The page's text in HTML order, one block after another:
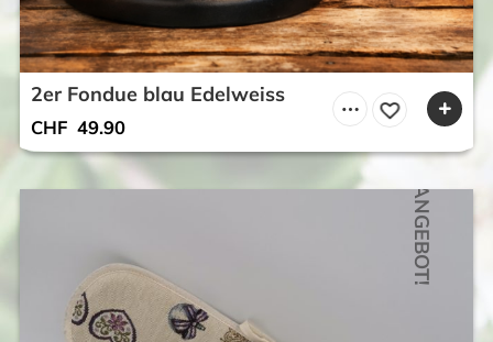
2er Fondue blau Edelweiss
CHF 49.90
ANGEBOT!